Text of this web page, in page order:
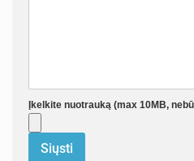
Įkelkite nuotrauką (max 10MB,